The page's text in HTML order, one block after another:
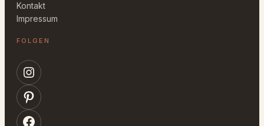
Kontakt
Impressum
FOLGEN
Instagram
Pinterest
Facebook